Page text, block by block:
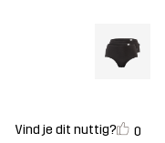
Vind je dit nuttig? 0